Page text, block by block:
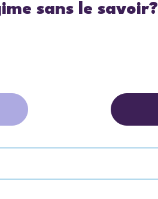
sans le savoir?